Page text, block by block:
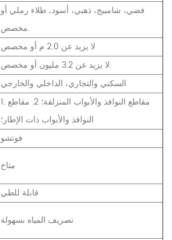
فضي، شامبيج، ذهبي، أسود، طلاء رملي أو
مخصص.
لا يزيد عن 2.0 م أو مخصص
لا يزيد عن 3.2 مليون أو مخصص.
السكني والتجاري، الداخلي والخارجي
1. مقاطع النوافذ والأبواب المنزلقة؛ 2. مقاطع
النوافذ والأبواب ذات الإطار؛
فوتشو
متاح
قابلة للطي
تصريف المياه بسهولة